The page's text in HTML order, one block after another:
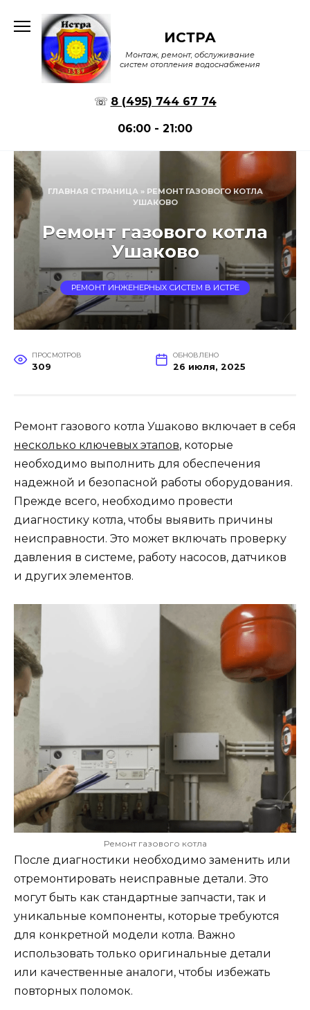
содержанию
ИСТРА
Монтаж, ремонт, обслуживание
систем отопления водоснабжения
☏ 8 (495) 744 67 74
06:00 - 21:00
ГЛАВНАЯ СТРАНИЦА» РЕМОНТ ГАЗОВОГО КОТЛА
УШАКОВО
Ремонт газового котла
Ушаково
РЕМОНТ ИНЖЕНЕРНЫХ СИСТЕМ В ИСТРЕ
ПРОСМОТРОВ
309
ОБНОВЛЕНО
26 июля, 2025
Ремонт газового котла Ушаково включает в себя
несколько ключевых этапов, которые
необходимо выполнить для обеспечения
надежной и безопасной работы оборудования.
Прежде всего, необходимо провести
диагностику котла, чтобы выявить причины
неисправности. Это может включать проверку
давления в системе, работу насосов, датчиков
и других элементов.
Ремонт газового котла
После диагностики необходимо заменить или
отремонтировать неисправные детали. Это
могут быть как стандартные запчасти, так и
уникальные компоненты, которые требуются
для конкретной модели котла. Важно
использовать только оригинальные детали
или качественные аналоги, чтобы избежать
повторных поломок.